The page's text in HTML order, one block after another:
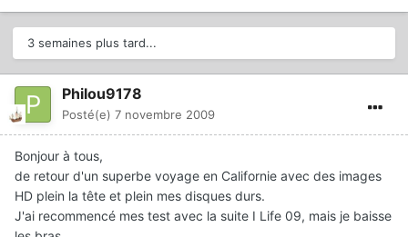
3 semaines plus tard...
Philou9178
Posté(e) 7 novembre 2009
Bonjour à tous,
de retour d'un superbe voyage en Californie avec des images
HD plein la tête et plein mes disques durs.
J'ai recommencé mes test avec la suite I Life 09, mais je baisse